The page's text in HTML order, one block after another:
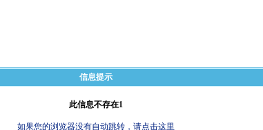
信息提示
此信息不存在1
如果您的浏览器没有自动跳转，请点击这里